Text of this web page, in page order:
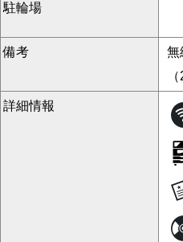
駐輪場
備考
無
詳細情報